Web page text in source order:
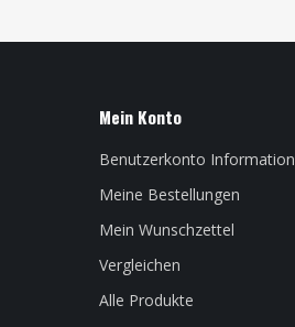
Mein Konto
Benutzerkonto Information
Meine Bestellungen
Mein Wunschzettel
Vergleichen
Alle Produkte